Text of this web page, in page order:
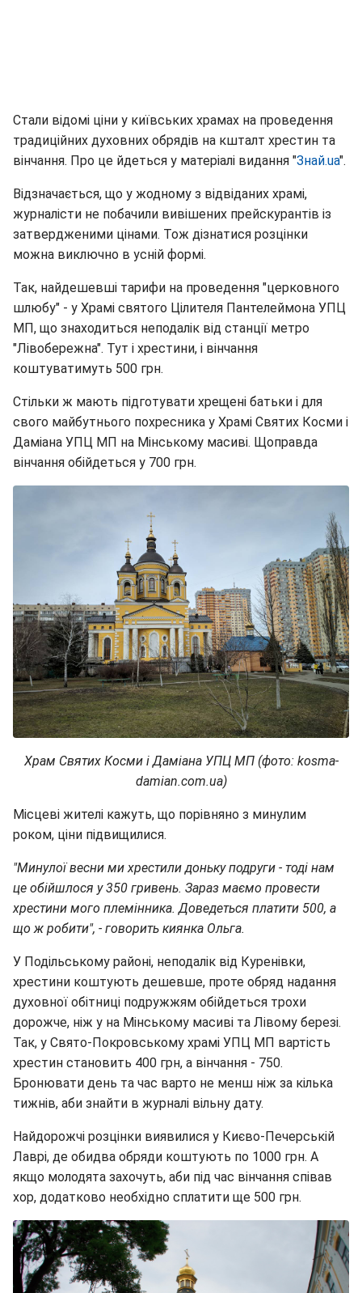
Стали відомі ціни у київських храмах на проведення
традиційних духовних обрядів на кшталт хрестин та
вінчання. Про це йдеться у матеріалі видання "Знай.ua".
Відзначається, що у жодному з відвіданих храмі,
журналісти не побачили вивішених прейскурантів із
затвердженими цінами. Тож дізнатися розцінки
можна виключно в усній формі.
Так, найдешевші тарифи на проведення "церковного
шлюбу" - у Храмі святого Цілителя Пантелеймона УПЦ
МП, що знаходиться неподалік від станції метро
"Лівобережна". Тут і хрестини, і вінчання
коштуватимуть 500 грн.
Стільки ж мають підготувати хрещені батьки і для
свого майбутнього похресника у Храмі Святих Косми і
Даміана УПЦ МП на Мінському масиві. Щоправда
вінчання обійдеться у 700 грн.
Храм Святих Косми і Даміана УПЦ МП (фото: kosma-
damian.com.ua)
Місцеві жителі кажуть, що порівняно з минулим
роком, ціни підвищилися.
"Минулої весни ми хрестили доньку подруги - тоді нам
це обійшлося у 350 гривень. Зараз маємо провести
хрестини мого племінника. Доведеться платити 500, а
що ж робити", - говорить киянка Ольга.
У Подільському районі, неподалік від Куренівки,
хрестини коштують дешевше, проте обряд надання
духовної обітниці подружжям обійдеться трохи
дорожче, ніж у на Мінському масиві та Лівому березі.
Так, у Свято-Покровському храмі УПЦ МП вартість
хрестин становить 400 грн, а вінчання - 750.
Бронювати день та час варто не менш ніж за кілька
тижнів, аби знайти в журналі вільну дату.
Найдорожчі розцінки виявилися у Києво-Печерській
Лаврі, де обидва обряди коштують по 1000 грн. А
якщо молодята захочуть, аби під час вінчання співав
хор, додатково необхідно сплатити ще 500 грн.